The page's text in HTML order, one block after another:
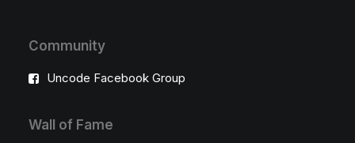
Community
Uncode Facebook Group
Wall of Fame